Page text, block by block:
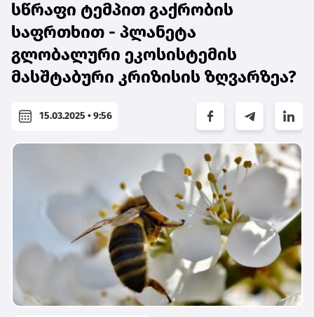
სწრაფი ტემპით გაქრობის
საფრთხით - პლანეტა
გლობალური ეკოსისტემის
მასშტაბური კრიზისის ზღვარზეა?
15.03.2025 • 9:56